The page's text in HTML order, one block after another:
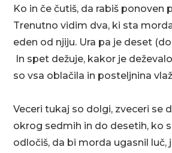
Ko in če čutiš, da rabiš ponoven
Trenutno vidim dva, ki sta
eden od njiju. Ura pa je deset
In spet dežuje, kakor je
so vsa oblačila in posteljnina
Veceri tukaj so dolgi, zveceri se
okrog sedmih in do desetih, ko
odločiš, da bi morda ugasnil luč,